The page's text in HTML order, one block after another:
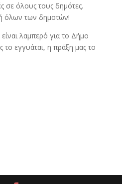
σε όλους τους δημότες.
όλων των δημοτών!
λαμπερό για το Δήμο
το εγγυάται, η πράξη μας το